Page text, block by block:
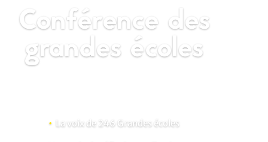
Conférence des
grandes écoles
• La voix de 246 Grandes écoles